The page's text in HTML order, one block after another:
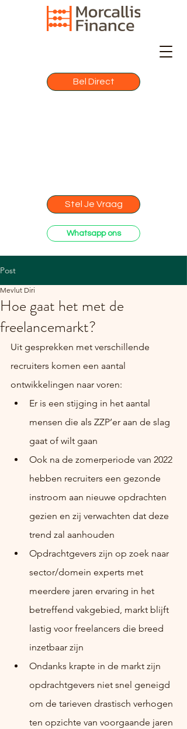
Whatsapp ons
Bel Direct
Stel Je Vraag
Post
Hoe gaat het met de
freelancemarkt?
Mevlut Diri
Uit gesprekken met verschillende
recruiters komen een aantal
ontwikkelingen naar voren:
Er is een stijging in het aantal
mensen die als ZZP’er aan de slag
gaat of wilt gaan
Ook na de zomerperiode van 2022
hebben recruiters een gezonde
instroom aan nieuwe opdrachten
gezien en zij verwachten dat deze
trend zal aanhouden
Opdrachtgevers zijn op zoek naar
sector/domein experts met
meerdere jaren ervaring in het
betreffend vakgebied, markt blijft
lastig voor freelancers die breed
inzetbaar zijn
Ondanks krapte in de markt zijn
opdrachtgevers niet snel geneigd
om de tarieven drastisch verhogen
ten opzichte van voorgaande jaren